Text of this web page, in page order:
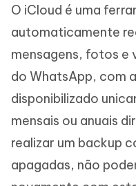
O iCloud é uma
automaticamente
mensagens, fotos e
do WhatsApp, com
disponibilizado
mensais ou anuais
realizar um backup
apagadas, não